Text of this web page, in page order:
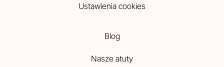
Ustawienia cookies
Blog
Nasze atuty